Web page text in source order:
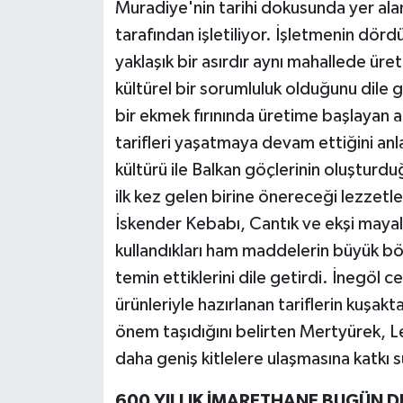
Muradiye'nin tarihi dokusunda yer alan
tarafından işletiliyor. İşletmenin
yaklaşık bir asırdır aynı mahallede
kültürel bir sorumluluk olduğunu dile
bir ekmek fırınında üretime başlayan
tarifleri yaşatmaya devam ettiğini
kültürü ile Balkan göçlerinin
ilk kez gelen birine önereceği
İskender Kebabı, Cantık ve ekşi
kullandıkları ham maddelerin büyük
temin ettiklerini dile getirdi. İnegöl
ürünleriyle hazırlanan tariflerin
önem taşıdığını belirten Mertyürek,
daha geniş kitlelere ulaşmasına